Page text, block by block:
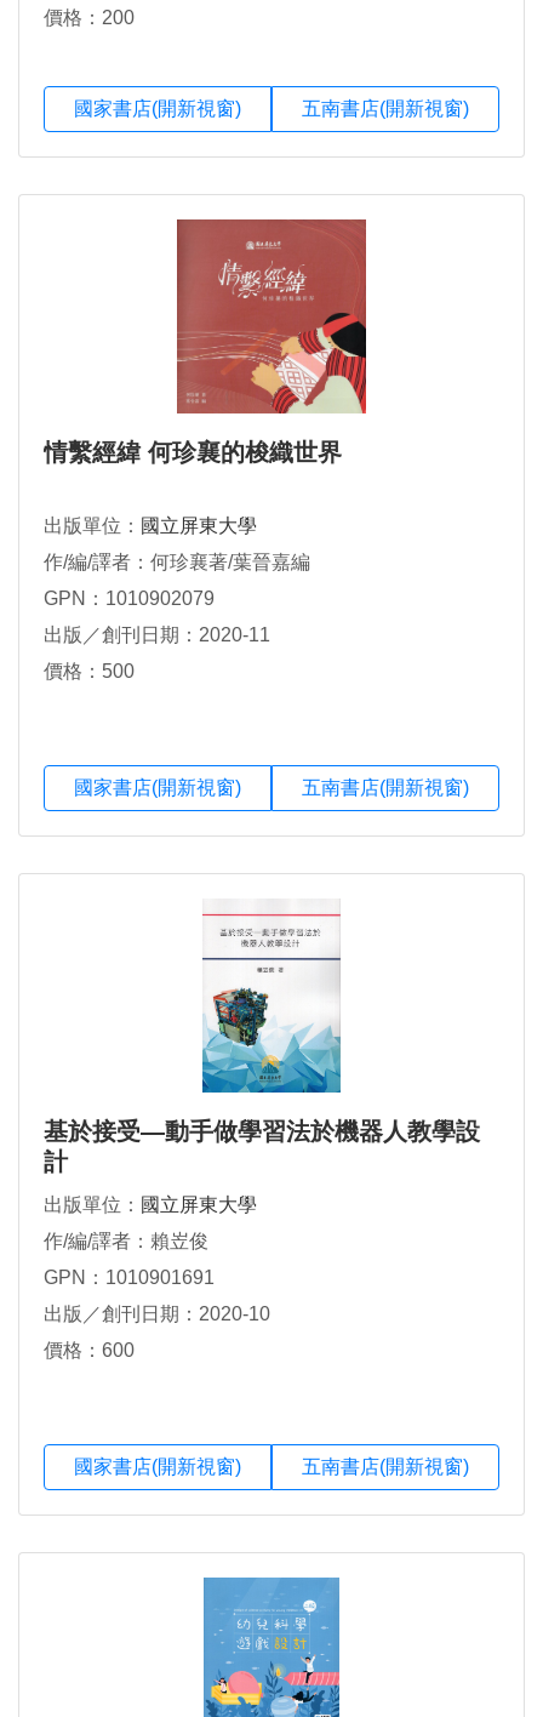
價格：200
國家書店(開新視窗) 五南書店(開新視窗)
情繫經緯 何珍襄的梭織世界
出版單位： 國立屏東大學
作/編/譯者：何珍襄著/葉晉嘉編
GPN：1010902079
出版／創刊日期：2020-11
價格：500
國家書店(開新視窗) 五南書店(開新視窗)
基於接受—動手做學習法於機器人教學設
計
出版單位： 國立屏東大學
作/編/譯者：賴岦俊
GPN：1010901691
出版／創刊日期：2020-10
價格：600
國家書店(開新視窗) 五南書店(開新視窗)